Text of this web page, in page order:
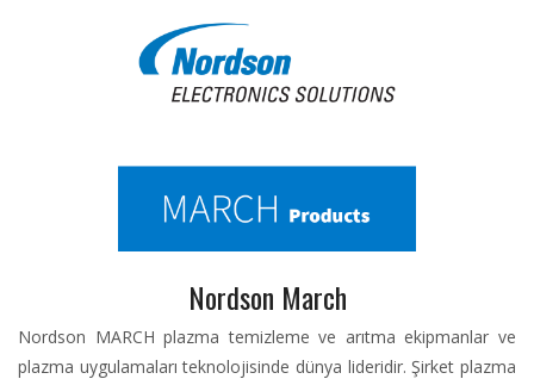
Nordson March
Nordson MARCH plazma temizleme ve arıtma ekipmanlar ve
plazma uygulamaları teknolojisinde dünya lideridir. Şirket plazma